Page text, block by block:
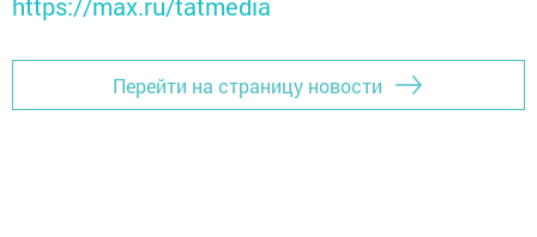
Перейти на страницу новости